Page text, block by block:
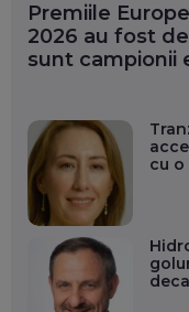
Premiile
2026 au fost
sunt campionii
cu